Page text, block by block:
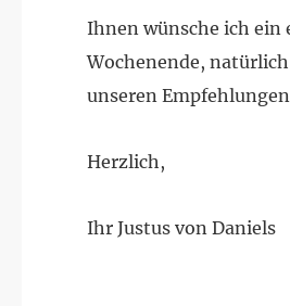
Ihnen wünsche ich ein
Wochenende,
unseren
Herzlich,
Ihr Justus von Daniels